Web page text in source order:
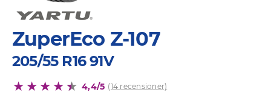
ZuperEco Z-107
205/55 R16 91V
4,4/5 (14 recensioner)